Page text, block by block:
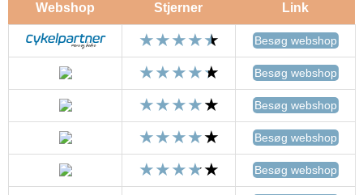
Webshop Stjerner Link
Besøg webshop
Besøg webshop
Besøg webshop
Besøg webshop
Besøg webshop